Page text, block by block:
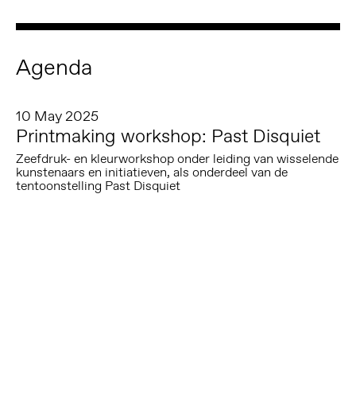
Agenda
10 May 2025
Printmaking workshop: Past Disquiet
Zeefdruk- en kleurworkshop onder leiding van wisselende
kunstenaars en initiatieven, als onderdeel van de
tentoonstelling Past Disquiet